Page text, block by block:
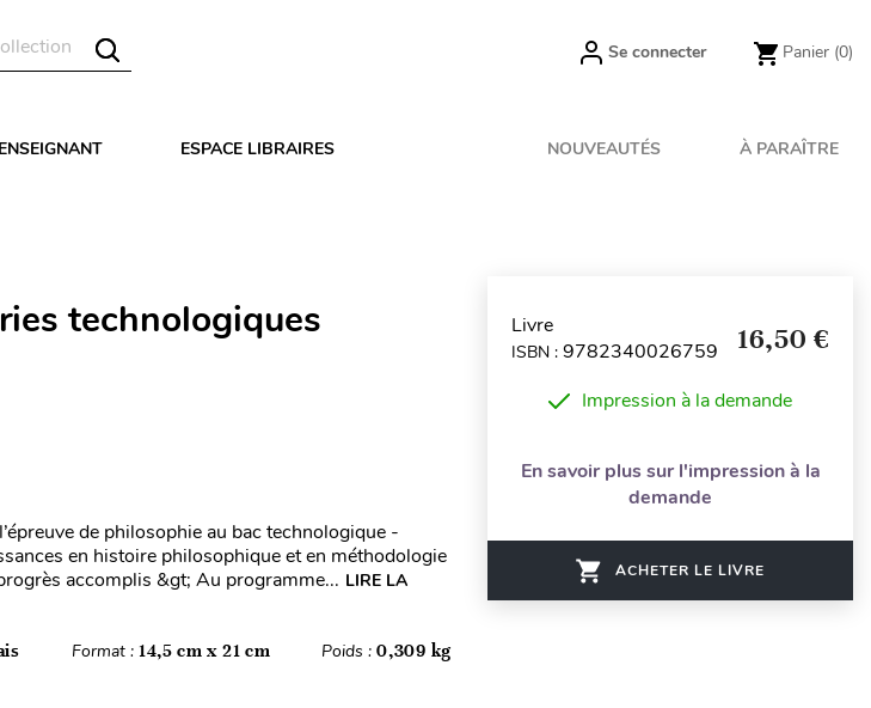
Se connecter Panier (0)
ESPACE LIBRAIRES NOUVEAUTÉS À PARAÎTRE
technologiques
de philosophie au bac technologique -
en histoire philosophique et en méthodologie
accomplis &gt; Au programme... LIRE LA
Format : 14,5 cm x 21 cm Poids :0,309 kg
Livre
ISBN : 9782340026759 16,50 €
Impression à la demande
En savoir plus sur l'impression à la
demande
ACHETER LE LIVRE